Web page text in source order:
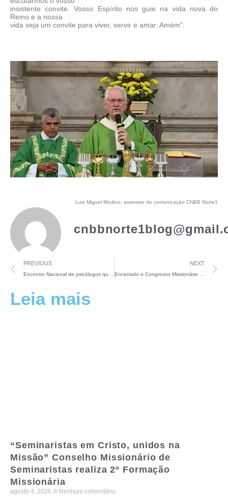
Leia mais
“Seminaristas em Cristo, unidos na
Missão” Conselho Missionário de
Seminaristas realiza 2º Formação
Missionária
agosto 4, 2026 Nenhum comentário
insistente convite. Vosso Espírito nos guie na vida nova do
Reino e a nossa
vida seja um convite para viver, servir e amar. Amém”.
Luis Miguel Modino, assessor de comunicação CNBB Norte1
PREVIOUS
Encontro Nacional de psicólogos que trabalham nos Seminários: Parafilias na formação humano-afetiva
NEXT
Encerrado o Congresso Missionário Regional Norte1: “Protagonismo dos sujeitos eclesiais amazônidas”